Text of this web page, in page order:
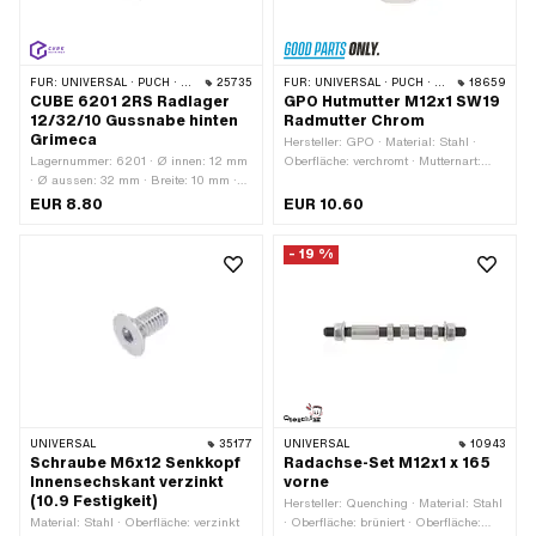
FÜR: UNIVERSAL · PUCH · SACHS · PONY / CILO (BETA 521 & 512) 25735
CUBE 6201 2RS Radlager
12/32/10 Gussnabe hinten
Grimeca
Lagernummer: 6201 · Ø innen: 12 mm
· Ø aussen: 32 mm · Breite: 10 mm ·
Hersteller: CUBE · Kugellager
EUR 8.80
FÜR: UNIVERSAL · PUCH · SACHS · ALPA CHOPPER / TURBO 18659
GPO Hutmutter M12x1 SW19
Radmutter Chrom
Hersteller: GPO · Material: Stahl ·
Oberfläche: verchromt · Mutternart:
(Feingewinde) · Antrieb:
Gewindetiefe: 14 mm · Schlüsselweite:
EUR 10.60
UNIVERSAL 35177
Schraube M6x12 Senkkopf
Innensechskant verzinkt
(10.9 Festigkeit)
Material: Stahl · Oberfläche: verzinkt
- 19 %
UNIVERSAL 10943
Radachse-Set M12x1 x 165
vorne
Hersteller: Quenching · Material: Stahl
· Oberfläche: brüniert · Oberfläche: